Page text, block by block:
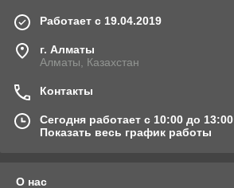
Работает с 19.04.2019
г. Алматы
Алматы, Казахстан
Контакты
Сегодня работает с 10:00 до 13:00
Показать весь график работы
О нас